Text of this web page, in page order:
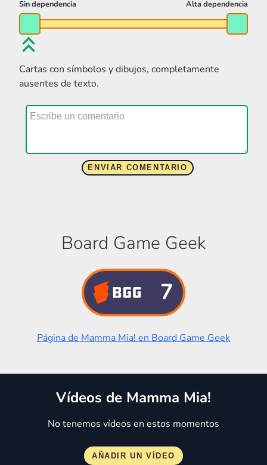
Cartas con símbolos y dibujos, completamente
ausentes de texto.
Board Game Geek
7
Página de Mamma Mia! en Board Game Geek
Vídeos de Mamma Mia!
No tenemos vídeos en estos momentos